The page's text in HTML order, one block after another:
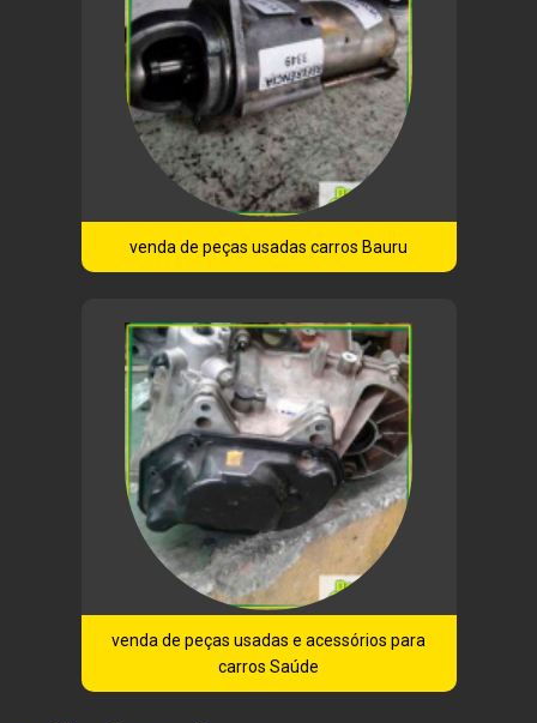
venda de peças usadas carros Bauru
venda de peças usadas e acessórios para
carros Saúde